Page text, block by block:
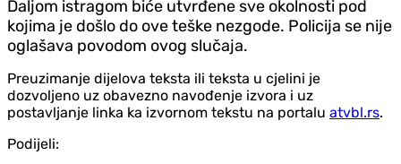
Daljom istragom biće utvrđene sve okolnosti pod
kojima je došlo do ove teške nezgode. Policija se nije
oglašava povodom ovog slučaja.
Preuzimanje dijelova teksta ili teksta u cjelini je
dozvoljeno uz obavezno navođenje izvora i uz
postavljanje linka ka izvornom tekstu na portalu atvbl.rs.
Podijeli: